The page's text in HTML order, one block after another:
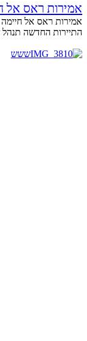
אמירות ראס אל
אמירות ראס אל
התיירות החדשה תנהל